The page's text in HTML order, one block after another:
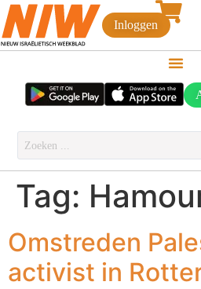
Inloggen
Tag:
Omstreden
activist in